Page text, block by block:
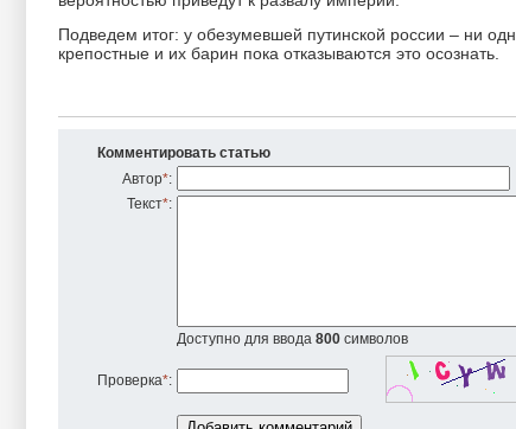
Подведем итог: у обезумевшей путинской россии – ни
крепостные и их барин пока отказываются это осознать.
Комментировать статью
Автор*:
Текст*:
Доступно для ввода 800 символов
Проверка*: